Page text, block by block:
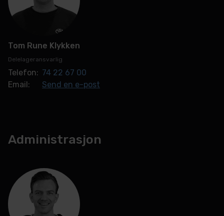
Tom Rune Klykken
Delelageransvarlig
Telefon: 74 22 67 00
Email:
Send en e-post
Administrasjon